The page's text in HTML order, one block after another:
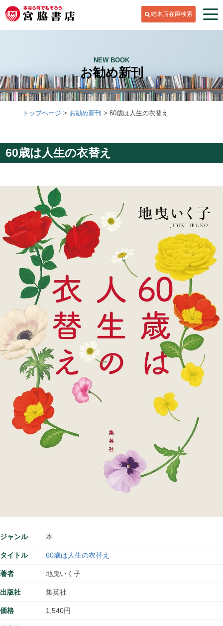
総本店在庫検索
NEW BOOK
お勧め新刊
トップページ お勧め新刊 60歳は人生の衣替え
60歳は人生の衣替え
ジャンル 本
タイトル 60歳は人生の衣替え
著者 地曳いく子
出版社 集英社
価格 1,540円